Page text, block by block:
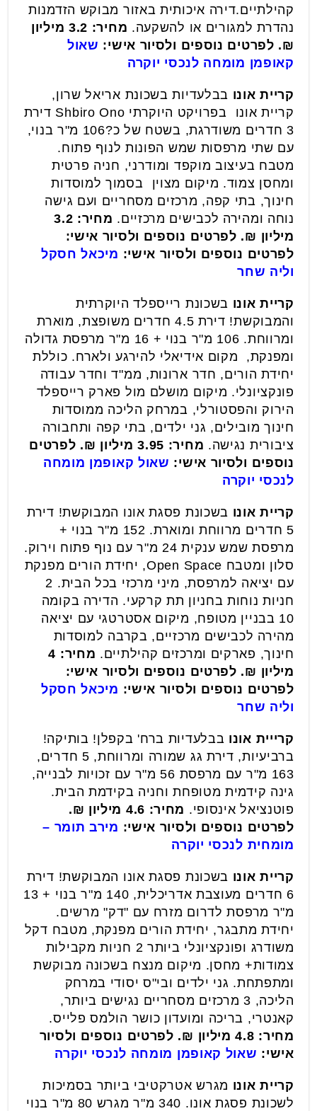
קהילתיים.דירה איכותית באזור מבוקש הזדמנות
נהדרת למגורים או להשקעה.
מחיר: 3.2 מיליון
₪. לפרטים נוספים ולסיור אישי: שאול
קאופמן מומחה לנכסי יוקרה
קריית אונו בבלעדיות בשכונת אריאל שרון,
קריית אונו  בפרויקט היוקרתי Shbiro Ono דירת
3 חדרים משודרגת, בשטח של כ?106 מ"ר בנוי,
עם שתי מרפסות שמש הפונות לנוף פתוח.
מטבח בעיצוב מוקפד ומודרני, חניה פרטית
ומחסן צמוד. מיקום מצוין  בסמוך למוסדות
חינוך, בתי קפה, מרכזים מסחריים ועם גישה
נוחה ומהירה לכבישים מרכזיים.
מחיר: 3.2
מיליון ₪. לפרטים נוספים ולסיור אישי:
לפרטים נוספים ולסיור אישי: מיכאל חסקל
וליה שחר
קריית אונו בשכונת רייספלד היוקרתית
והמבוקשת! דירת 4.5 חדרים משופצת, מוארת
ומרווחת. 106 מ"ר בנוי + 16 מ"ר מרפסת גדולה
ומפנקת, מקום אידיאלי להירגע ולארח. כוללת
יחידת הורים, חדר ארונות, ממ"ד וחדר עבודה
פונקציונלי. מיקום מושלם מול פארק רייספלד
הירוק והפסטורלי, במרחק הליכה ממוסדות
חינוך מובילים, גני ילדים, בתי קפה ותחבורה
ציבורית נגישה.
מחיר: 3.95 מיליון ₪. לפרטים
נוספים ולסיור אישי: שאול קאופמן מומחה
לנכסי יוקרה
קריית אונו בשכונת פסגת אונו המבוקשת! דירת
5 חדרים מרווחת ומוארת. 152 מ"ר בנוי +
מרפסת שמש ענקית 24 מ"ר עם נוף פתוח וירוק.
סלון ומטבח Open Space, יחידת הורים מפנקת
עם יציאה למרפסת, מיני מרכזי בכל הבית. 2
חניות נוחות בחניון תת קרקעי. הדירה בקומה
10 בבניין מטופח, מיקום אסטרטגי עם יציאה
מהירה לכבישים מרכזיים, בקרבה למוסדות
חינוך, פארקים ומרכזים קהילתיים.
מחיר: 4
מיליון ₪. לפרטים נוספים ולסיור אישי:
לפרטים נוספים ולסיור אישי: מיכאל חסקל
וליה שחר
קרייית אונו בבלעדיות ברח' בקפלן! בותיקה!
ברביעיות, דירת גג שמורה ומרווחת, 5 חדרים,
163 מ"ר עם מרפסת 56 מ"ר עם זכויות לבנייה,
גינה קידמית מטופחת וחניה בקידמת הבית.
פוטנציאל אינסופי.
מחיר: 4.6 מיליון ₪.
לפרטים נוספים ולסיור אישי: מירב תומר –
מומחית לנכסי יוקרה
קריית אונו בשכונת פסגת אונו המבוקשת! דירת
6 חדרים מעוצבת אדריכלית, 140 מ"ר בנוי + 13
מ"ר מרפסת לדרום מזרח עם "דק" מרשים.
יחידת מתבגר, יחידת הורים מפנקת, מטבח דקל
משודרג ופונקציונלי ביותר 2 חניות מקבילות
צמודות+ מחסן. מיקום מנצח בשכונה מבוקשת
ומתפתחת. גני ילדים ובי"ס יסודי במרחק
הליכה, 3 מרכזים מסחריים נגישים ביותר,
קאנטרי, בריכה ומועדון כושר הולמס פלייס.
מחיר: 4.8 מיליון ₪. לפרטים נוספים ולסיור
אישי: שאול קאופמן מומחה לנכסי יוקרה
קריית אונו מגרש אטרקטיבי ביותר בסמיכות
לשכונת פסגת אונו. 340 מ"ר מגרש 80 מ"ר בנוי